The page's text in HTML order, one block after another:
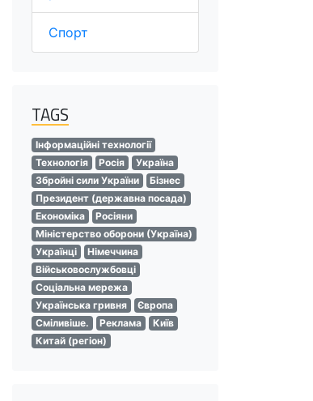
Спорт
TAGS
Інформаційні технології
Технологія
Росія
Україна
Збройні сили України
Бізнес
Президент (державна посада)
Економіка
Росіяни
Міністерство оборони (Україна)
Українці
Німеччина
Військовослужбовці
Соціальна мережа
Українська гривня
Європа
Сміливіше.
Реклама
Київ
Китай (регіон)